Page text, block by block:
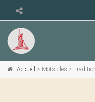
Accueil > Mots-clés >